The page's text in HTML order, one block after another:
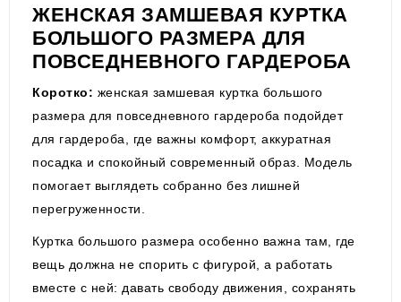
ЖЕНСКАЯ ЗАМШЕВАЯ КУРТКА
БОЛЬШОГО РАЗМЕРА ДЛЯ
ПОВСЕДНЕВНОГО ГАРДЕРОБА
Коротко: женская замшевая куртка большого
размера для повседневного гардероба подойдет
для гардероба, где важны комфорт, аккуратная
посадка и спокойный современный образ. Модель
помогает выглядеть собранно без лишней
перегруженности.
Куртка большого размера особенно важна там, где
вещь должна не спорить с фигурой, а работать
вместе с ней: давать свободу движения, сохранять